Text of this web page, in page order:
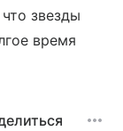
звезды
время